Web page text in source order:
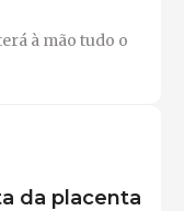
à mão tudo o
da placenta